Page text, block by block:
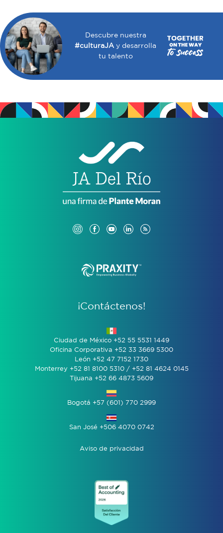
Descubre nuestra
#culturaJA y desarrolla
tu talento
¡Contáctenos!
Ciudad de México +52 55 5531 1449
Oficina Corporativa +52 33 3669 5300
León +52 47 7152 1730
Monterrey +52 81 8100 5310 / +52 81 4624 0145
Tijuana +52 66 4873 5609
Bogotá +57 (601) 770 2999
San José +506 4070 0742
Aviso de privacidad